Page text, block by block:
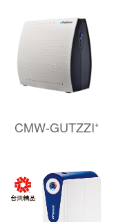
CMW-GUTZZI⁺